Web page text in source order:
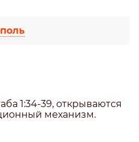
1:34-39, открываются
механизм.